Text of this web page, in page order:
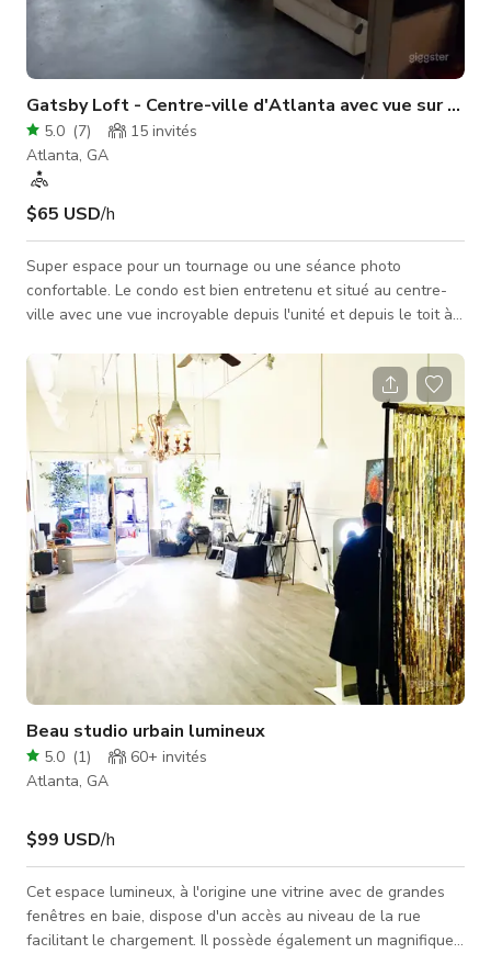
Gatsby Loft - Centre-ville d'Atlanta avec vue sur la
5.0 (7) 15 invités
Atlanta, GA
$65 USD/h
Super espace pour un tournage ou une séance photo
confortable. Le condo est bien entretenu et situé au centre-
ville avec une vue incroyable depuis l'unité et depuis le toit à
grandes portes coulissantes en verre laissant entrer
beaucoup de lumière naturelle. L'unité fait environ 1 100 sq ft
avec une ambiance loft ouverte. Comprend un bar entièrement
équipé, une chaise papasan suspendue aux plafonds en béton
de 10 pieds, une chamb
Beau studio urbain lumineux
5.0 (1) 60+ invités
Atlanta, GA
$99 USD/h
Cet espace lumineux, à l'origine une vitrine avec de grandes
fenêtres en baie, dispose d'un accès au niveau de la rue
facilitant le chargement. Il possède également un magnifique